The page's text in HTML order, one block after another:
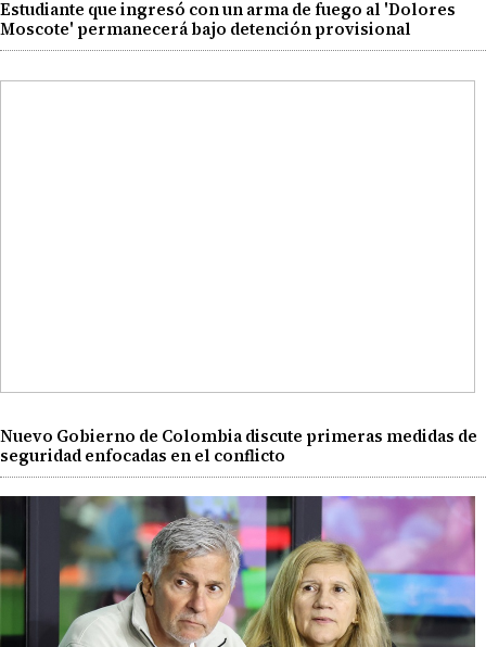
Estudiante que ingresó con un arma de fuego al 'Dolores
Moscote' permanecerá bajo detención provisional
Nuevo Gobierno de Colombia discute primeras medidas de
seguridad enfocadas en el conflicto